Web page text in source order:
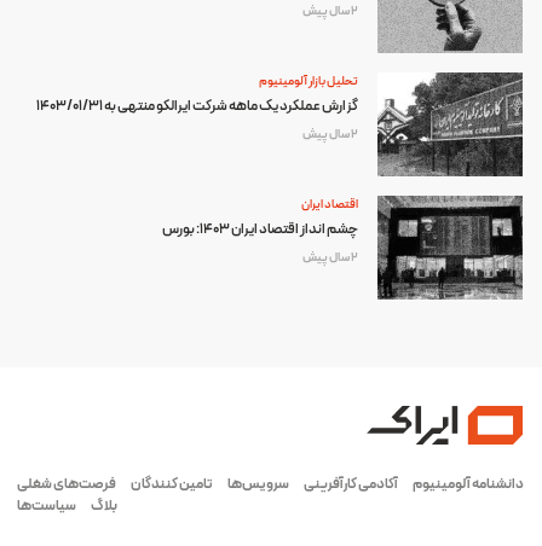
2 سال پیش
تحلیل بازار آلومینیوم
گزارش عملکرد یک ماهه شرکت ایرالکو منتهی به 1403/01/31
2 سال پیش
اقتصاد ایران
چشم انداز اقتصاد ایران 1403: بورس
2 سال پیش
دانشنامه آلومینیوم آکادمی کارآفرینی سرویس‌ها تامین کنندگان
فرصت‌های شغلی
بلاگ
سیاست‌ها